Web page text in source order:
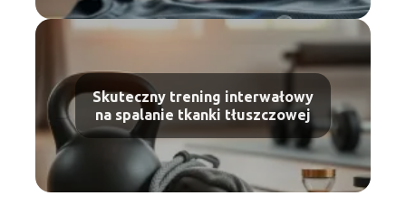
Skuteczny trening interwałowy
na spalanie tkanki tłuszczowej